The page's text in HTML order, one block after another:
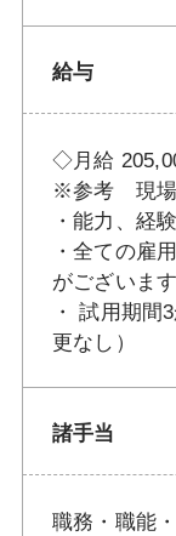
給与
◇月給
※参考 現場
・能力、経
・全ての雇
がございま
・ 試用期間
更なし）
諸手当
職務・職能